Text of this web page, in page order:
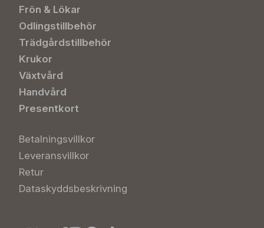
Frön & Lökar
Odlingstillbehör
Trädgårdstillbehör
Krukor
Växtvård
Handvård
Presentkort
Betalningsvillkor
Leveransvillkor
Retur
Dataskyddsbeskrivning